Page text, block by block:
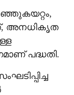
അനധികൃത
പദ്ധതി.